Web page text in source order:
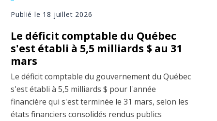
Publié le 18 juillet 2026
Le déficit comptable du Québec
s'est établi à 5,5 milliards $ au 31
mars
Le déficit comptable du gouvernement du Québec
s'est établi à 5,5 milliards $ pour l'année
financière qui s'est terminée le 31 mars, selon les
états financiers consolidés rendus publics